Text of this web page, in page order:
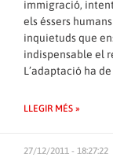
immigració,
els éssers
inquietuds que
indispensable el
L’adaptació ha
LLEGIR MÉS »
27/12/2011 - 18:27:22